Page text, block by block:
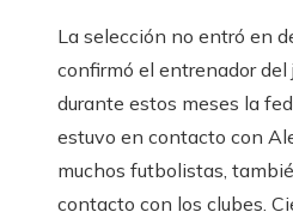
La selección no entró en
confirmó el entrenador del
durante estos meses la
estuvo en contacto con
muchos futbolistas,
contacto con los clubes.